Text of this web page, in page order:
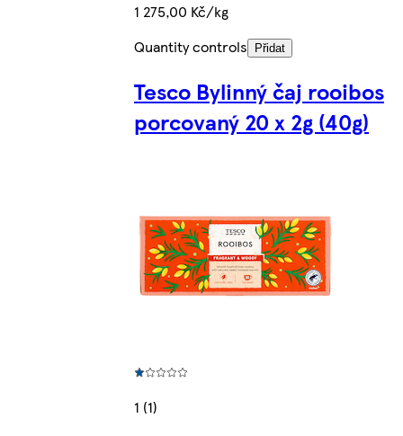
1 275,00 Kč/kg
Quantity controls
Přidat
Tesco Bylinný čaj rooibos
porcovaný 20 x 2g (40g)
1 (1)